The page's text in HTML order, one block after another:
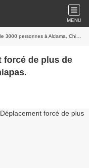
MENU
personnes à Aldama, Chiapas.
forcé de plus de